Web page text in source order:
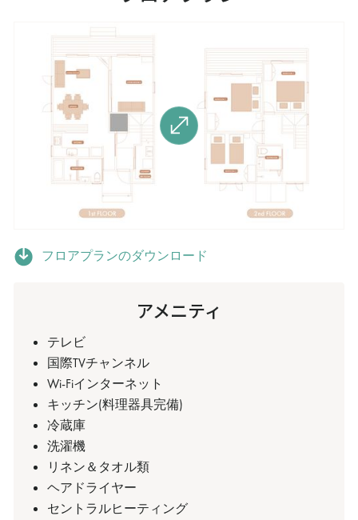
フロアプランのダウンロード
アメニティ
テレビ
国際TVチャンネル
Wi-Fiインターネット
キッチン(料理器具完備)
冷蔵庫
洗濯機
リネン＆タオル類
ヘアドライヤー
セントラルヒーティング